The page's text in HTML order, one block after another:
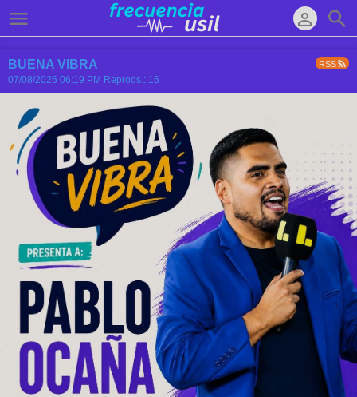
RSS
BUENA VIBRA
07/08/2026 06:19 PM Reprods.: 16